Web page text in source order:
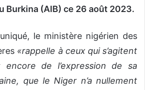
Burkina (AIB) ce 26 août 2023.
le ministère nigérien des
«rappelle à ceux qui s’agitent
de l’expression de sa
que le Niger n’a nullement